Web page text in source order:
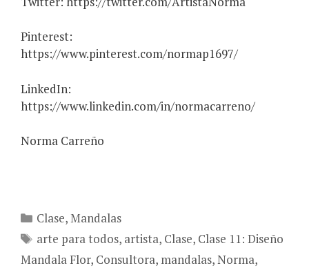
Pinterest:
https://www.pinterest.com/normap1697/
LinkedIn:
https://www.linkedin.com/in/normacarreno/
Norma Carreño
Categories
Clase, Mandalas
Tags
arte para todos, artista, Clase, Clase 11: Diseño
Mandala Flor, Consultora, mandalas,Norma,